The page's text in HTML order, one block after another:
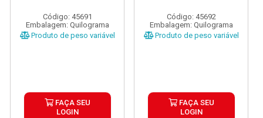
Código: 45691
Embalagem: Quilograma
Produto de peso variável
FAÇA SEU
LOGIN
Código: 45692
Embalagem: Quilograma
Produto de peso variável
FAÇA SEU
LOGIN